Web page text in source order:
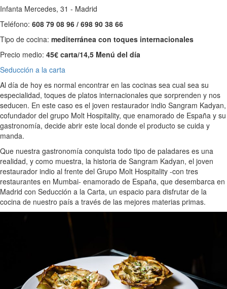
Infanta Mercedes, 31 - Madrid
Teléfono: 608 79 08 96 / 698 90 38 66
Tipo de cocina: mediterránea con toques internacionales
Precio medio: 45€ carta/14,5 Menú del día
Seducción a la carta
Al día de hoy es normal encontrar en las cocinas sea cual sea su
especialidad, toques de platos internacionales que sorprenden y nos
seducen. En este caso es el joven restaurador indio Sangram Kadyan,
cofundador del grupo Molt Hospitality, que enamorado de España y su
gastronomía, decide abrir este local donde el producto se cuida y
manda.
Que nuestra gastronomía conquista todo tipo de paladares es una
realidad, y como muestra, la historia de Sangram Kadyan, el joven
restaurador indio al frente del Grupo Molt Hospitality -con tres
restaurantes en Mumbai- enamorado de España, que desembarca en
Madrid con Seducción a la Carta, un espacio para disfrutar de la
cocina de nuestro país a través de las mejores materias primas.